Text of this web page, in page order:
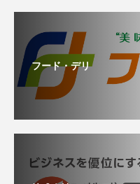
フード・デリ